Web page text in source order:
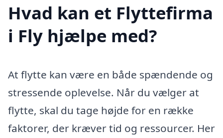
Hvad kan et Flyttefirma
i Fly hjælpe med?
At flytte kan være en både spændende og
stressende oplevelse. Når du vælger at
flytte, skal du tage højde for en række
faktorer, der kræver tid og ressourcer. Her